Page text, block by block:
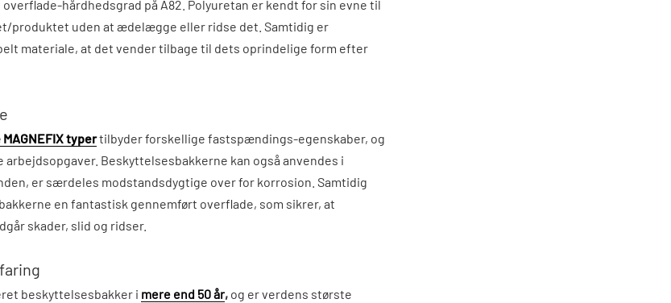
hårdhedsgrad på A82. Polyuretan er kendt for sin evne til
produktet uden at ædelægge eller ridse det. Samtidig er
materiale, at det vender tilbage til dets oprindelige form efter
typertilbyder forskellige fastspændings-egenskaber, og
Beskyttelsesbakkerne kan også anvendes i
er særdeles modstandsdygtige over for korrosion. Samtidig
en fantastisk gennemført overflade, som sikrer, at
skader, slid og ridser.
beskyttelsesbakker i mere end 50 år, og er verdens største